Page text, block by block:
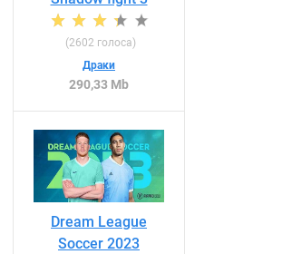
(2602 голоса)
Драки
290,33 Mb
Dream League
Soccer 2023